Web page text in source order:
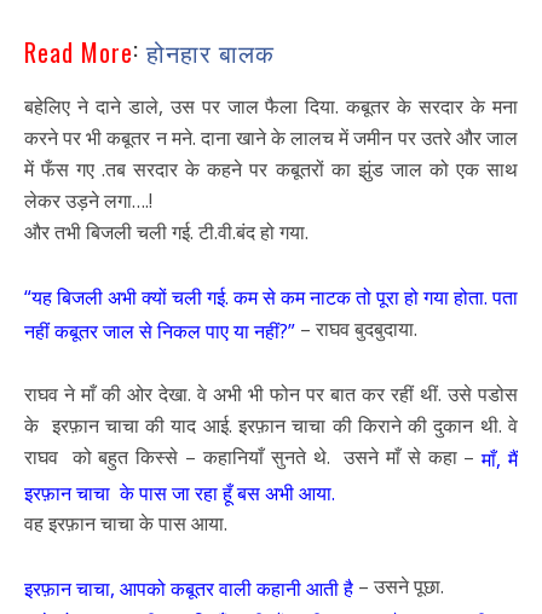
Read More:होनहार बालक
बहेलिए ने दाने डाले, उस पर जाल फैला दिया. कबूतर के सरदार के मना
करने पर भी कबूतर न मने. दाना खाने के लालच में जमीन पर उतरे और जाल
में फँस गए .तब सरदार के कहने पर कबूतरों का झुंड जाल को एक साथ
लेकर उड़ने लगा….!
और तभी बिजली चली गई. टी.वी.बंद हो गया.
“यह बिजली अभी क्यों चली गई. कम से कम नाटक तो पूरा हो गया होता. पता
नहीं कबूतर जाल से निकल पाए या नहीं?” – राघव बुदबुदाया.
राघव ने माँ की ओर देखा. वे अभी भी फोन पर बात कर रहीं थीं. उसे पडोस
के इरफ़ान चाचा की याद आई. इरफ़ान चाचा की किराने की दुकान थी. वे
राघव को बहुत किस्से – कहानियाँ सुनते थे. उसने माँ से कहा –माँ, मैं
इरफ़ान चाचा के पास जा रहा हूँ बस अभी आया.
वह इरफ़ान चाचा के पास आया.
इरफ़ान चाचा, आपको कबूतर वाली कहानी आती है – उसने पूछा.